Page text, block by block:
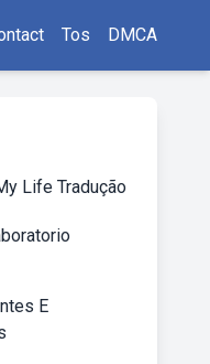
Tos DMCA
Life Tradução
E